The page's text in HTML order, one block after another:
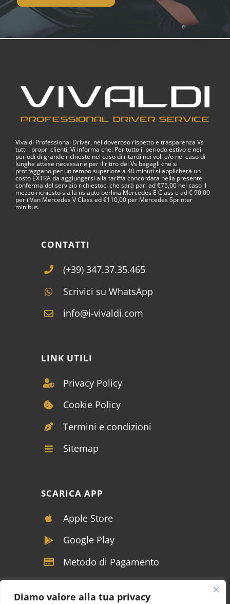
Diamo valore alla tua privacy
Vivaldi Professional Driver, nel doveroso rispetto e trasparenza Vs
tutti i propri clienti, Vi informa che: Per tutto il periodo estivo e nei
periodi di grande richieste nel caso di ritardi nei voli e/o nel caso di
lunghe attese necessarie per il ritiro dei Vs bagagli che si
protraggano per un tempo superiore a 40 minuti si applicherà un
costo EXTRA da aggiungersi alla tariffa concordata nella presente
conferma del servizio richiestoci che sarà pari ad €75,00 nel caso il
mezzo richiesto sia la ns auto berlina Mercedes E Class e ad € 90,00
per i Van Mercedes V Class ed €110,00 per Mercedes Sprinter
minibus.
CONTATTI
(+39) 347.37.35.465
Scrivici su WhatsApp
info@i-vivaldi.com
LINK UTILI
Privacy Policy
Cookie Policy
Termini e condizioni
Sitemap
SCARICA APP
Apple Store
Google Play
Metodo di Pagamento